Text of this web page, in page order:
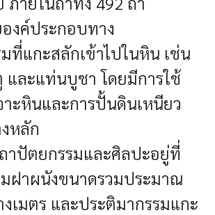
งค์ประกอบทาง
ที่แกะสลักเข้าไปในหิน เช่น
และแท่นบูชา โดยมีการใช้
าะหินและการปั้นดินเหนียว
หลัก
าปัตยกรรมและศิลปะอยู่ที่
ฝาผนังขนาดรวมประมาณ
งเมตร และประติมากรรมแกะ